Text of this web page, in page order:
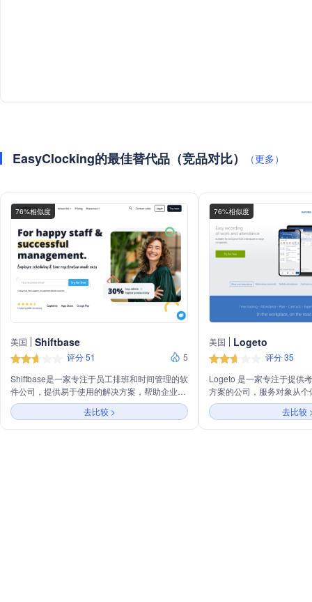
EasyClocking的最佳替代品（竞品对比） （更多）
76%相似度
美国 Shiftbase
评分 51
5
Shiftbase是一家专注于员工排班和时间管理的软
件公司，提供易于使用的解决方案，帮助企业高
效管理兼职和灵活员工的排班、时间跟踪、假期
申请等。软件支持实时监控员工出勤和工资支
出，并能与多种应用程序集成，提高团队协作效
去比较 >
76%相似度
美国 Logeto
评分 35
Logeto 是一家专注于提供
方案的公司，服务对象从
业。公司提供易于使用的
久工作场所的出勤终端、
位。Logeto 还提供合同工
去比较